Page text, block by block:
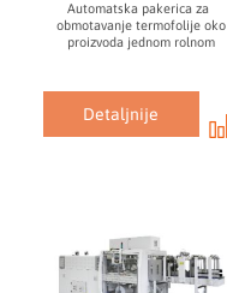
Automatska pakerica za
obmotavanje termofolije oko
proizvoda jednom rolnom
Detaljnije